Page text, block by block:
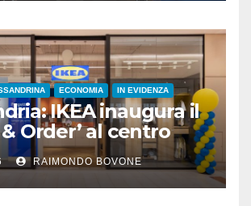
ECONOMIA IN EVIDENZA
IKEA inaugura il
& Order’ al centro
Panorama
RAIMONDO BOVONE